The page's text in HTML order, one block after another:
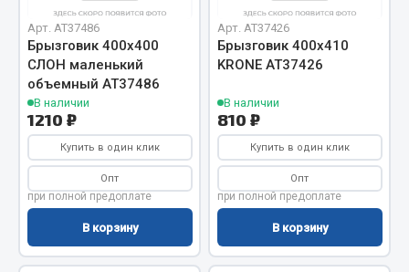
Система выпуска газа
Система охлаждения
Сцепление
Коробка передач
Коробка передач ZF
Показать ещё
Весь раздел
Запчасти МАЗ
Арт. AT37486
Брызговик 400х400
СЛОН маленький
объемный АТ37486
В наличии
1210 ₽
Купить в один клик
Опт
при полной предоплате
В корзину
Арт. AT37426
Брызговик 400х410
KRONE АТ37426
В наличии
810 ₽
Купить в один клик
Опт
при полной предоплате
В корзину